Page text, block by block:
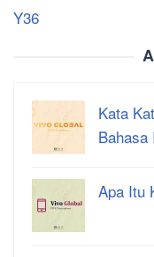
Y36
Kata
Apa Itu